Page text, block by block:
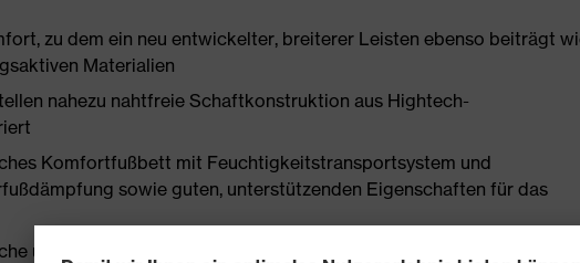
zu dem ein neu entwickelter, breiterer Leisten ebenso beiträgt
Materialien
nahezu nahtfreie Schaftkonstruktion aus Hightech-
Komfortfußbett mit Feuchtigkeitstransportsystem und
sowie guten, unterstützenden Eigenschaften für das
und Kragen